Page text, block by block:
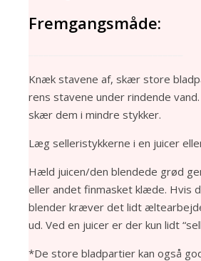
Fremgangsmåde:
Knæk stavene af, skær store
rens stavene under rindende
skær dem i mindre stykker.
Læg selleristykkerne i en juicer
Hæld juicen/den blendede grød
eller andet finmasket klæde. Hvis
blender kræver det lidt
ud. Ved en juicer er der kun lidt
*De store bladpartier kan også